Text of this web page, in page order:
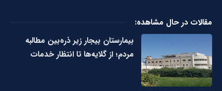
مقالات در حال مشاهده:
بیمارستان بیجار زیر ذره‌بین مطالبه
مردم؛ از گلایه‌ها تا انتظار خدمات